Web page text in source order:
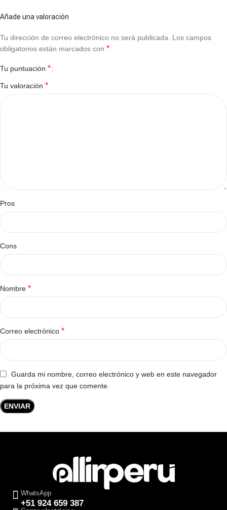
Añade una valoración
Tu dirección de correo electrónico no será publicada.
Los campos
obligatorios están marcados con *
Tu puntuación *
Tu valoración *
Pros
Cons
Nombre *
Correo electrónico *
Guarda mi nombre, correo electrónico y web en este navegador
para la próxima vez que comente.
WhatsApp
+51 924 659 387